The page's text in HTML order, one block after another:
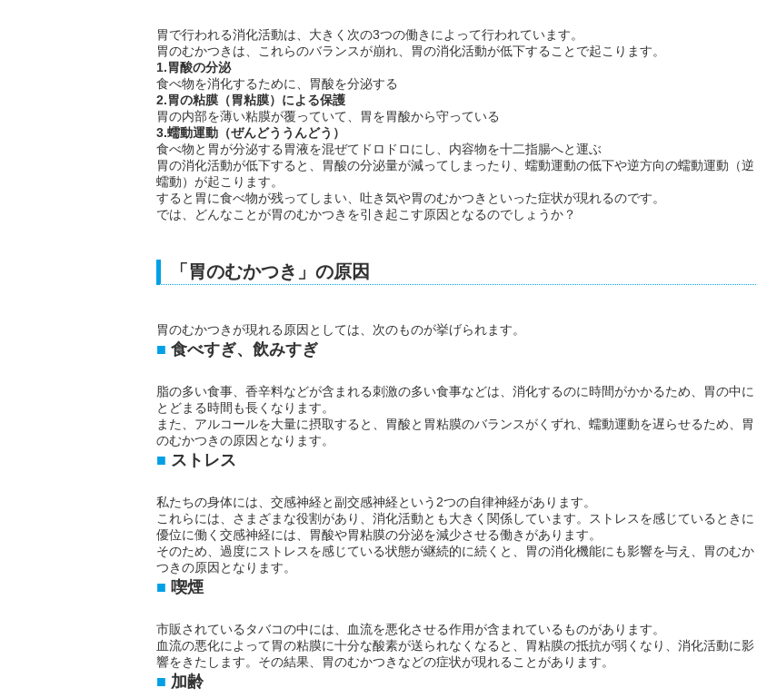
胃で行われる消化活動は、大きく次の3つの働きによって行われています。
胃のむかつきは、これらのバランスが崩れ、胃の消化活動が低下することで起こります。
1.胃酸の分泌
食べ物を消化するために、胃酸を分泌する
2.胃の粘膜（胃粘膜）による保護
胃の内部を薄い粘膜が覆っていて、胃を胃酸から守っている
3.蠕動運動（ぜんどううんどう）
食べ物と胃が分泌する胃液を混ぜてドロドロにし、内容物を十二指腸へと運ぶ
胃の消化活動が低下すると、胃酸の分泌量が減ってしまったり、蠕動運動の低下や逆方向の蠕動運動（逆
蠕動）が起こります。
すると胃に食べ物が残ってしまい、吐き気や胃のむかつきといった症状が現れるのです。
では、どんなことが胃のむかつきを引き起こす原因となるのでしょうか？
「胃のむかつき」の原因
胃のむかつきが現れる原因としては、次のものが挙げられます。
食べすぎ、飲みすぎ
脂の多い食事、香辛料などが含まれる刺激の多い食事などは、消化するのに時間がかかるため、胃の中に
とどまる時間も長くなります。
また、アルコールを大量に摂取すると、胃酸と胃粘膜のバランスがくずれ、蠕動運動を遅らせるため、胃
のむかつきの原因となります。
ストレス
私たちの身体には、交感神経と副交感神経という2つの自律神経があります。
これらには、さまざまな役割があり、消化活動とも大きく関係しています。ストレスを感じているときに
優位に働く交感神経には、胃酸や胃粘膜の分泌を減少させる働きがあります。
そのため、過度にストレスを感じている状態が継続的に続くと、胃の消化機能にも影響を与え、胃のむか
つきの原因となります。
喫煙
市販されているタバコの中には、血流を悪化させる作用が含まれているものがあります。
血流の悪化によって胃の粘膜に十分な酸素が送られなくなると、胃粘膜の抵抗が弱くなり、消化活動に影
響をきたします。その結果、胃のむかつきなどの症状が現れることがあります。
加齢